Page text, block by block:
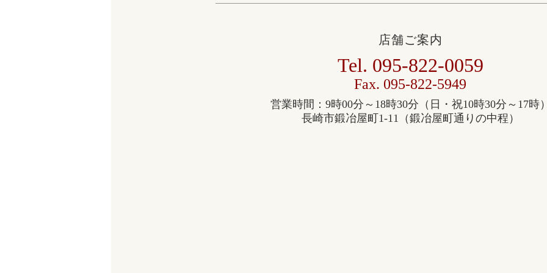
店舗ご案内
Tel. 095-822-0059
​Fax. 095-822-5949
営業時間：9時00分～18時30分（日・祝10時30分～17時
長崎市鍛冶屋町1-11（鍛冶屋町通りの中程）